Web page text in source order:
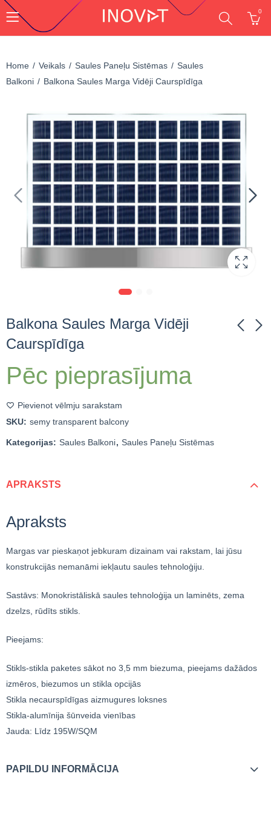
0
Home Veikals Saules Paneļu Sistēmas
Saules
Balkoni
Balkona Saules Marga Vidēji Caurspīdīga
Balkona Saules Marga Vidēji
Caurspīdīga
Melna Full Black
Pergola 10 Saules
Pēc pieprasījuma
Pievienot vēlmju sarakstam
SKU: semy transparent balcony
Kategorijas: Saules Balkoni, Saules Paneļu Sistēmas
APRAKSTS
Apraksts
Margas var pieskaņot jebkuram dizainam vai rakstam, lai jūsu
konstrukcijās nemanāmi iekļautu saules tehnoloģiju.
Sastāvs: Monokristāliskā saules tehnoloģija un laminēts, zema
dzelzs, rūdīts stikls.
Pieejams:
Stikls-stikla paketes sākot no 3,5 mm biezuma, pieejams dažādos
izmēros, biezumos un stikla opcijās
Stikla necaurspīdīgas aizmugures loksnes
Stikla-alumīnija šūnveida vienības
Jauda: Līdz 195W/SQM
PAPILDU INFORMĀCIJA